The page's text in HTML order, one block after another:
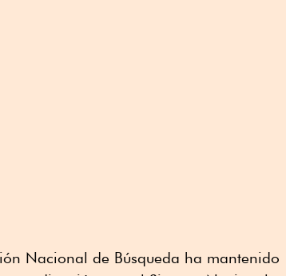
Nacional de Búsqueda ha mantenido